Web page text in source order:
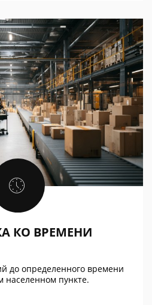
КО ВРЕМЕНИ
до определенного времени
населенном пункте.